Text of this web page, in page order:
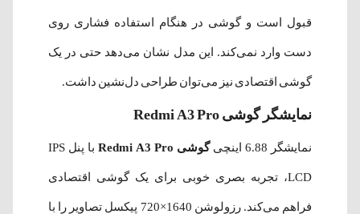
قبول است و گوشی در هنگام استفاده فشاری روی
دست وارد نمی‌کند. این مدل نشان می‌دهد حتی در یک
گوشی اقتصادی نیز می‌توان طراحی دل‌نشین داشت.
نمایشگر گوشی Redmi A3 Pro
نمایشگر 6.88 اینچی گوشی Redmi A3 Pro با پنل IPS
LCD، تجربه بصری خوبی برای یک گوشی اقتصادی
فراهم می‌کند. رزولوشن 1640×720 پیکسل تصاویر را با